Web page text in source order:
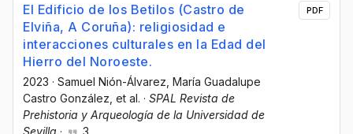
El Edificio de los Betilos (Castro de
Elviña, A Coruña): religiosidad e
interacciones culturales en la Edad del
Hierro del Noroeste.
2023 · Samuel Nión-Álvarez , María Guadalupe
Castro González , et al. · SPAL Revista de
Prehistoria y Arqueología de la Universidad de
Sevilla · 3
PDF